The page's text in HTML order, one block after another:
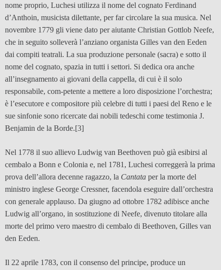
nome proprio, Luchesi utilizza il nome del cognato Ferdinand
d’Anthoin, musicista dilettante, per far circolare la sua musica. Nel
novembre 1779 gli viene dato per aiutante Christian Gottlob Neefe,
che in seguito solleverà l’anziano organista Gilles van den Eeden
dai compiti teatrali. La sua produzione personale (sacra) e sotto il
nome del cognato, spazia in tutti i settori. Si dedica ora anche
all’insegnamento ai giovani della cappella, di cui è il solo
responsabile, com-petente a mettere a loro disposizione l’orchestra;
è l’esecutore e compositore più celebre di tutti i paesi del Reno e le
sue sinfonie sono ricercate dai nobili tedeschi come testimonia J.
Benjamin de la Borde.[3]
Nel 1778 il suo allievo Ludwig van Beethoven può già esibirsi al
cembalo a Bonn e Colonia e, nel 1781, Luchesi correggerà la prima
prova dell’allora decenne ragazzo, la Cantata per la morte del
ministro inglese George Cressner, facendola eseguire dall’orchestra
con generale applauso. Da giugno ad ottobre 1782 adibisce anche
Ludwig all’organo, in sostituzione di Neefe, divenuto titolare alla
morte del primo vero maestro di cembalo di Beethoven, Gilles van
den Eeden.
Il 22 aprile 1783, con il consenso del principe, produce un